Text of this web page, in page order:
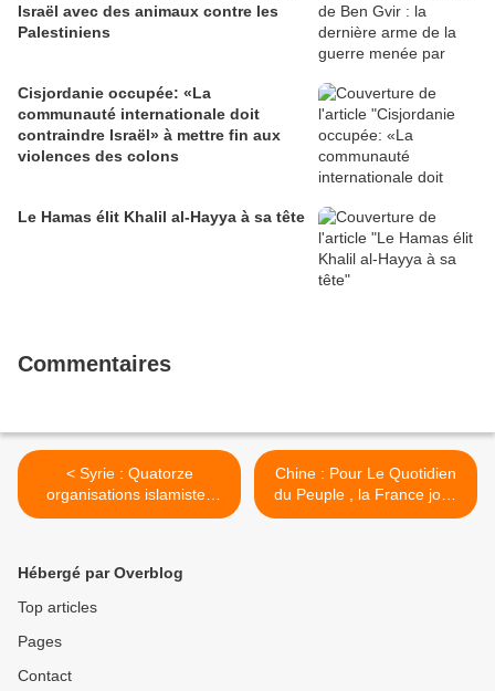
Israël avec des animaux contre les
Palestiniens
Cisjordanie occupée: «La
communauté internationale doit
contraindre Israël» à mettre fin aux
violences des colons
Le Hamas élit Khalil al-Hayya à sa tête
Commentaires
< Syrie : Quatorze
organisations islamistes
contre la Coalition nationale
Chine : Pour Le Quotidien
du Peuple , la France joue
avec le feu en Syrie >
Hébergé par Overblog
Top articles
Pages
Contact